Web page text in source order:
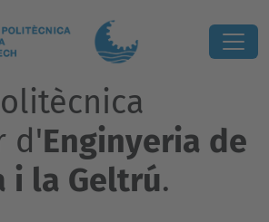
d'Enginyeria de
i la Geltrú.